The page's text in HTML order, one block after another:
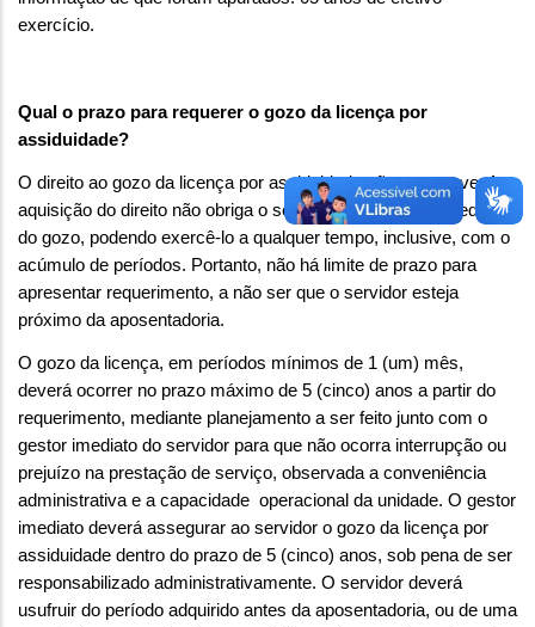
exercício.
Qual o prazo para requerer o gozo da licença por
assiduidade?
O direito ao gozo da licença por assiduidade não prescreve. A
aquisição do direito não obriga o servidor à requisição imediata
do gozo, podendo exercê-lo a qualquer tempo, inclusive, com o
acúmulo de períodos. Portanto, não há limite de prazo para
apresentar requerimento, a não ser que o servidor esteja
próximo da aposentadoria.
O gozo da licença, em períodos mínimos de 1 (um) mês,
deverá ocorrer no prazo máximo de 5 (cinco) anos a partir do
requerimento, mediante planejamento a ser feito junto com o
gestor imediato do servidor para que não ocorra interrupção ou
prejuízo na prestação de serviço, observada a conveniência
administrativa e a capacidade operacional da unidade. O gestor
imediato deverá assegurar ao servidor o gozo da licença por
assiduidade dentro do prazo de 5 (cinco) anos, sob pena de ser
responsabilizado administrativamente. O servidor deverá
usufruir do período adquirido antes da aposentadoria, ou de uma